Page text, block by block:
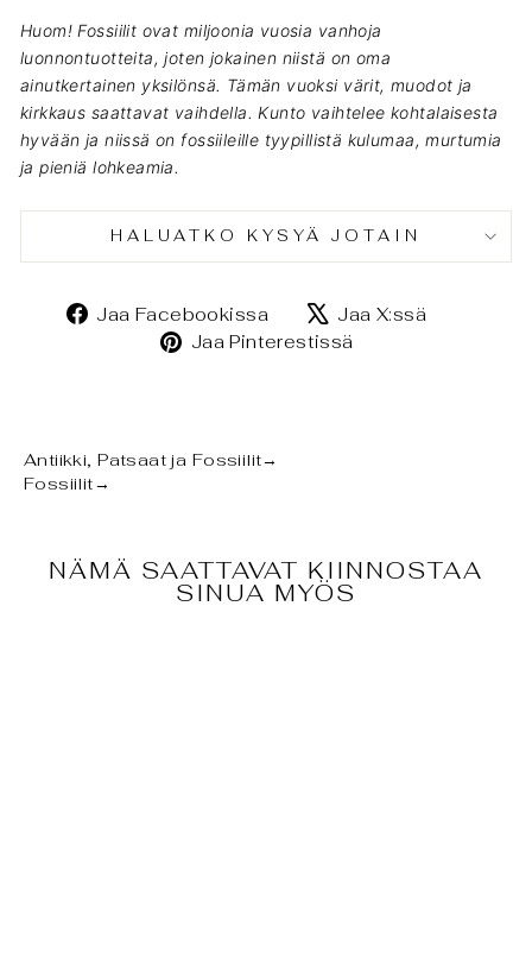
Huom! Fossiilit ovat miljoonia vuosia vanhoja
luonnontuotteita, joten jokainen niistä on oma
ainutkertainen yksilönsä. Tämän vuoksi värit, muodot ja
kirkkaus saattavat vaihdella. Kunto vaihtelee kohtalaisesta
hyvään ja niissä on fossiileille tyypillistä kulumaa, murtumia
ja pieniä lohkeamia.
HALUATKO KYSYÄ JOTAIN
Jaa Facebookissa
Jaa
Facebookissa
Jaa X:ssä
Jaa Pinterestissä
Antiikki, Patsaat ja Fossiilit→
Fossiilit→
NÄMÄ SAATTAVAT KIINNOSTAA
SINUA MYÖS